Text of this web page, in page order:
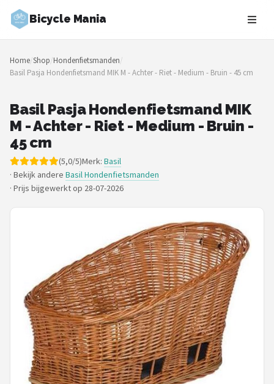
Bicycle Mania
Zoeken
NAVIGATIE
Merken
Blog
Fietsroutes
Kinderfietsen
Elektrische fietsen
Mountainbikes
Shop
POPULAIRE MERKEN
Basil
Home/Shop/Hondenfietsmanden/
Basil Pasja Hondenfietsmand MIK M - Achter - Riet - Medium - Bruin - 45 cm
Basil Pasja Hondenfietsmand MIK
M - Achter - Riet - Medium - Bruin -
45 cm
(5,0/5)Merk: Basil
· Bekijk andere Basil Hondenfietsmanden
· Prijs bijgewerkt op 28-07-2026